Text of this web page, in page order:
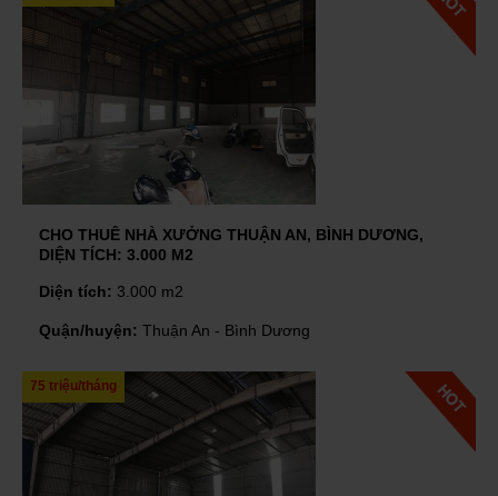
CHO THUÊ NHÀ XƯỞNG THUẬN AN, BÌNH DƯƠNG,
DIỆN TÍCH: 3.000 M2
Diện tích: 3.000 m2
Quận/huyện: Thuận An - Bình Dương
75 triệu/tháng